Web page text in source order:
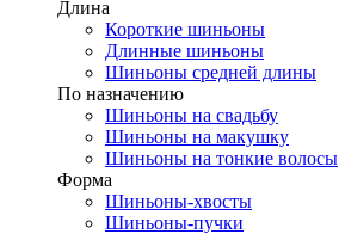
Длина
Короткие шиньоны
Длинные шиньоны
Шиньоны средней длины
По назначению
Шиньоны на свадьбу
Шиньоны на макушку
Шиньоны на тонкие волосы
Форма
Шиньоны-хвосты
Шиньоны-пучки